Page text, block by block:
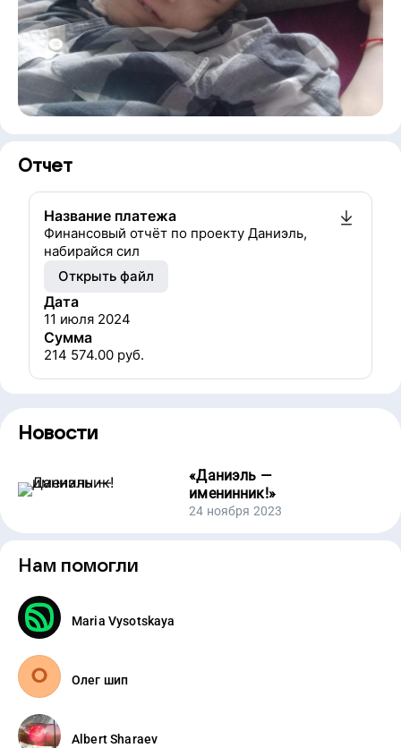
Отчет
Название платежа
Финансовый отчёт по проекту Даниэль,
набирайся сил
Открыть файл
Дата
11 июля 2024
Сумма
214 574.00 руб.
Новости
«Даниэль —
именинник!»
24 ноября 2023
Нам помогли
Maria Vysotskaya
Олег шип
Albert Sharaev